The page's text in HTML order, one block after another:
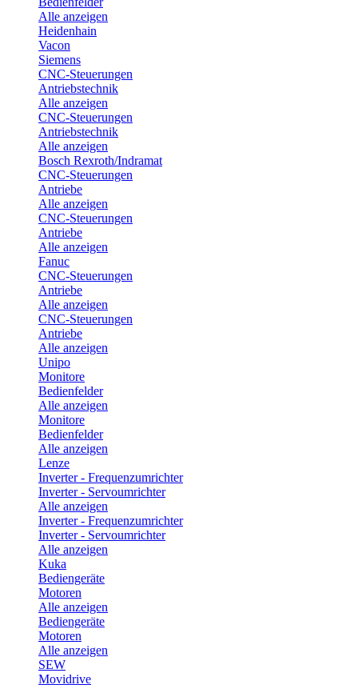
Alle anzeigen
Heidenhain
Vacon
Siemens
CNC-Steuerungen
Antriebstechnik
Alle anzeigen
CNC-Steuerungen
Antriebstechnik
Alle anzeigen
Bosch Rexroth/Indramat
CNC-Steuerungen
Antriebe
Alle anzeigen
CNC-Steuerungen
Antriebe
Alle anzeigen
Fanuc
CNC-Steuerungen
Antriebe
Alle anzeigen
CNC-Steuerungen
Antriebe
Alle anzeigen
Unipo
Monitore
Bedienfelder
Alle anzeigen
Monitore
Bedienfelder
Alle anzeigen
Lenze
Inverter - Frequenzumrichter
Inverter - Servoumrichter
Alle anzeigen
Inverter - Frequenzumrichter
Inverter - Servoumrichter
Alle anzeigen
Kuka
Bediengeräte
Motoren
Alle anzeigen
Bediengeräte
Motoren
Alle anzeigen
SEW
Movidrive